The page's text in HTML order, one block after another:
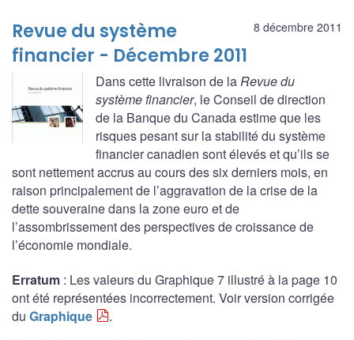
8 décembre 2011
Revue du système
financier - Décembre 2011
Dans cette livraison de laRevue du
système financier, le Conseil de direction
de la Banque du Canada estime que les
risques pesant sur la stabilité du système
financier canadien sont élevés et qu’ils se
sont nettement accrus au cours des six derniers mois, en
raison principalement de l’aggravation de la crise de la
dette souveraine dans la zone euro et de
l’assombrissement des perspectives de croissance de
l’économie mondiale.
Erratum : Les valeurs du Graphique 7 illustré à la page 10
ont été représentées incorrectement. Voir version corrigée
du Graphique .